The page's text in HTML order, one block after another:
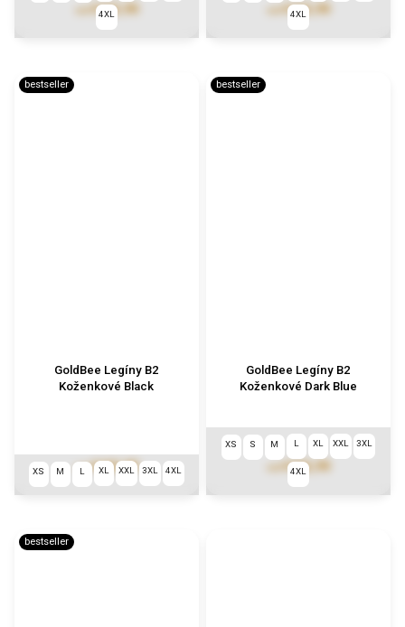
€123,90
4XL €123,90
4XL
bestseller
GoldBee Legíny B2
Koženkové Black
od€102,90
XS M L XL XXL 3XL 4XL
bestseller
GoldBee Legíny B2
Koženkové Dark Blue
€102,90
XS S M L XL XXL 3XL
4XL
bestseller